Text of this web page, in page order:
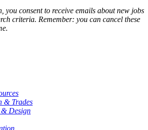
you consent to receive emails about new jobs
criteria. Remember: you can cancel these
& Trades
Design